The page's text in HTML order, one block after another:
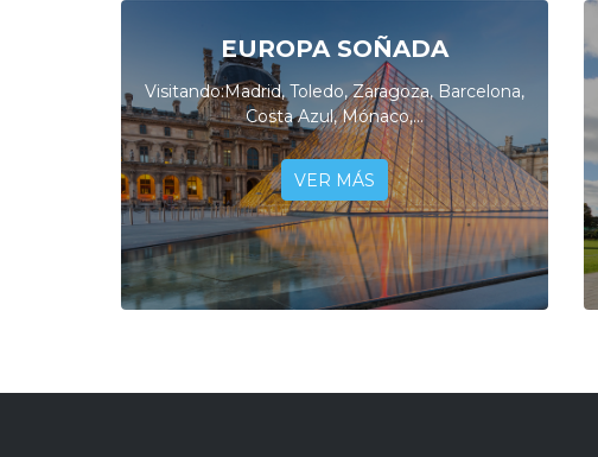
EUROPA SOÑADA
Visitando:Madrid, Toledo, Zaragoza, Barcelona,
Costa Azul, Mónaco,...
VER MÁS